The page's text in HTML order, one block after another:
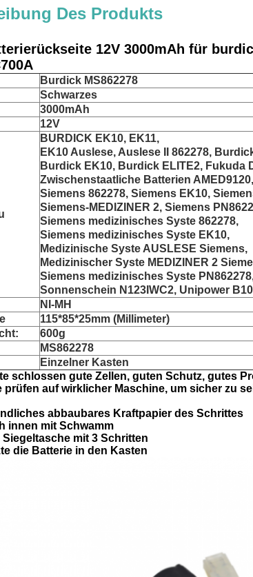
Des Produkts
12V 3000mAh für
Burdick MS862278
Schwarzes
3000mAh
12V
BURDICK EK10, EK11,
EK10 Auslese, Auslese II 862278,
Burdick EK10, Burdick ELITE2, Fukuda
Zwischenstaatliche Batterien
Siemens 862278, Siemens EK10,
Siemens-MEDIZINER 2, Siemens
Siemens medizinisches Syste 862278,
Siemens medizinisches Syste EK10,
Medizinische Syste AUSLESE Siemens,
Medizinischer Syste MEDIZINER 2
Siemens medizinisches Syste
Sonnenschein N123IWC2, Unipower
NI-MH
115*85*25mm (Millimeter)
600g
MS862278
Einzelner Kasten
schlossen gute Zellen, guten Schutz, gutes
prüfen auf wirklicher Maschine, um sicher zu
abbaubares Kraftpapier des Schrittes
innen mit Schwamm
mit 3 Schritten
die Batterie in den Kasten